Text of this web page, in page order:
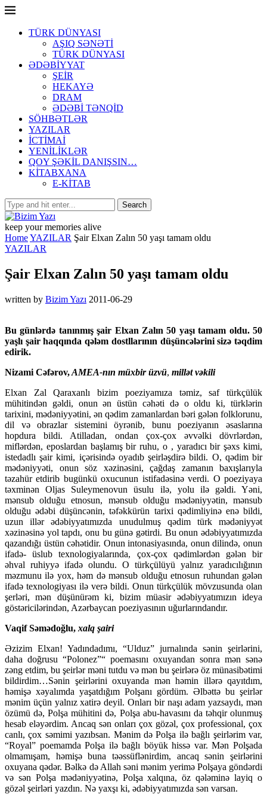
TÜRK DÜNYASI
AŞIQ SƏNƏTİ
TÜRK DÜNYASI
ƏDƏBİYYAT
ŞEİR
HEKAYƏ
DRAM
ƏDƏBİ TƏNQİD
SÖHBƏTLƏR
YAZILAR
İCTİMAİ
YENİLİKLƏR
QOY ŞƏKİL DANIŞSIN…
KİTABXANA
E-KİTAB
keep your memories alive
HomeYAZILAR Şair Elxan Zalın 50 yaşı tamam oldu
YAZILAR
Şair Elxan Zalın 50 yaşı tamam oldu
written by Bizim Yazı 2011-06-29
Bu günlərdə tanınmış şair Elxan Zalın 50 yaşı tamam oldu. 50
yaşlı şair haqqında qələm dostllarının düşüncələrini sizə təqdim
edirik.
Nizami Cəfərov,AMEA-nın müxbir üzvü, millət vəkili
Elxan Zal Qaraxanlı bizim poeziyamıza təmiz, saf türkçülük
mühitindən gəldi, onun ən üstün cəhəti də o oldu ki, türklərin
tarixini, mədəniyyətini, ən qədim zamanlardan bəri gələn folklorunu,
dil və obrazlar sistemini öyrənib, bunu poeziyanın əsaslarına
hopdura bildi. Atilladan, ondan çox-çox əvvəlki dövrlərdən,
miflərdən, eposlardan başlamış bir ruhu, o , yaradıcı bir şəxs kimi,
istedadlı şair kimi, içərisində oyadıb şeirləşdirə bildi. O, qədim bir
mədəniyyəti, onun söz xəzinəsini, çağdaş zamanın baxışlarıyla
təzahür etdirib bugünkü oxucunun istifadəsinə verdi. O poeziyaya
təxminən Oljas Suleymenovun üsulu ilə, yolu ilə gəldi. Yəni,
mənsub olduğu etnosun, mənsub olduğu mədəniyyətin, mənsub
olduğu ədəbi düşüncənin, təfəkkürün tarixi qədimliyinə enə bildi,
uzun illər ədəbiyyatımızda unudulmuş qədim türk mədəniyyət
xəzinəsinə yol tapdı, onu bu günə gətirdi. Bu onun ədəbiyyatımızda
qazandığı üstün cəhətidir. Onun intonasiyasında, onun dilində, onun
ifadə- üslub texnologiyalarında, çox-çox qədimlərdən gələn bir
əhval ruhiyyə ifadə olundu. O türkçülüyü yalnız yaradıcılığının
məzmunu ilə yox, həm də mənsub olduğu etnosun ruhundan gələn
ifadə texnologiyası ilə verə bildi. Onun türkçülük mövzusunda olan
şerləri, mən düşünürəm ki, bizim müasir ədəbiyyatımızın ideya
göstəricilərindən, Azərbaycan poeziyasının uğurlarındandır.
Vaqif Səmədoğlu, xalq şairi
Əzizim Elxan! Yadındadımı, “Ulduz” jurnalında sənin şeirlərini,
daha doğrusu “Polonez”“ poemasını oxuyandan sonra mən sənə
zəng etdim, bu şeirlər məni tutdu və mən bu şeirlərə öz münasibətimi
bildirdim…Sənin şeirlərini oxuyanda mən həmin illərə qayıtdım,
həmişə xəyalımda yaşatdığım Polşanı gördüm. Əlbəttə bu şeirlər
mənim üçün yalnız xatirə deyil. Onları bir naşı adam yazsaydı, mən
özümü də, Polşa mühitini də, Polşa abu-havasını da təhqir olunmuş
hesab eləyərdim. Ancaq sən onları çox gözəl, çox professional, çox
canlı, çox səmimi yazıbsan. Mənim də Polşa ilə bağlı şeirlərim var,
“Royal” poemamda Polşa ilə bağlı böyük hissə var. Mən Polşada
olmamışam, həmişə buna təəssüflənirdim, ancaq sənin şeirlərini
oxuyana qədər. Bəlkə də Allah səni mənim yerimə Polşaya göndərdi
və sən Polşa mədəniyyətinə, Polşa xalqına, öz qələminə layiq o
gözəl şeirləri yazdın. Nə yaxşı ki, ədəbiyyatımızda sən varsan.